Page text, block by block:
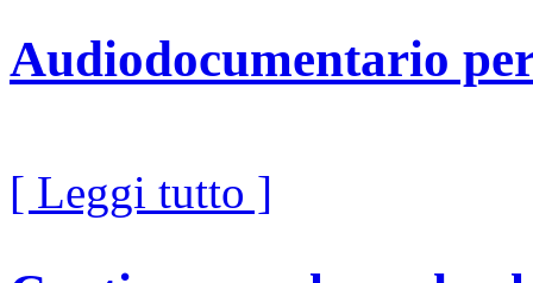
Audiodocumentario
[ Leggi tutto ]